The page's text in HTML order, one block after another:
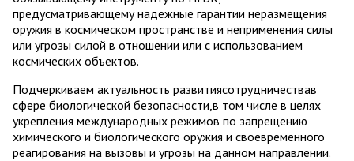
предусматривающему надежные гарантии неразмещения
оружия в космическом пространстве и неприменения силы
или угрозы силой в отношении или с использованием
космических объектов.
Подчеркиваем актуальность развитиясотрудничествав
сфере биологической безопасности,в том числе в целях
укрепления международных режимов по запрещению
химического и биологического оружия и своевременного
реагирования на вызовы и угрозы на данном направлении.